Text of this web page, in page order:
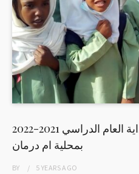
طمبل يشهد انطلاقة بداية العام الدراسي 2021-2022
بمحلية ام درمان
BY 5 YEARSAGO